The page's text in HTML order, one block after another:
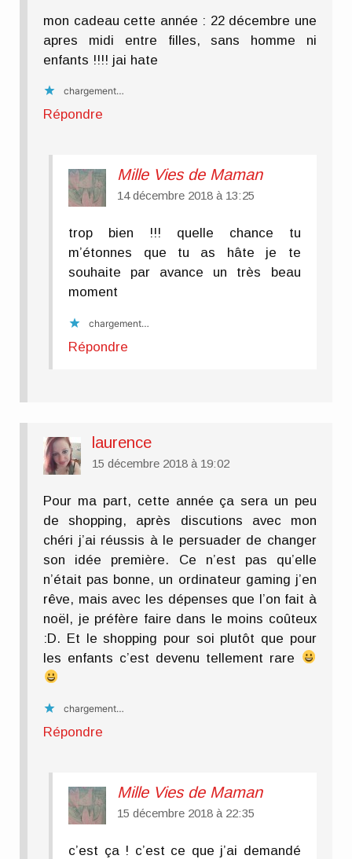
mon cadeau cette année : 22 décembre une
apres midi entre filles, sans homme ni
enfants !!!! jai hate
chargement…
Répondre
Mille Vies de Maman
14 décembre 2018 à 13:25
trop bien !!! quelle chance tu
m’étonnes que tu as hâte je te
souhaite par avance un très beau
moment
chargement…
Répondre
laurence
15 décembre 2018 à 19:02
Pour ma part, cette année ça sera un peu
de shopping, après discutions avec mon
chéri j’ai réussis à le persuader de changer
son idée première. Ce n’est pas qu’elle
n’était pas bonne, un ordinateur gaming j’en
rêve, mais avec les dépenses que l’on fait à
noël, je préfère faire dans le moins coûteux
:D. Et le shopping pour soi plutôt que pour
les enfants c’est devenu tellement rare
chargement…
Répondre
Mille Vies de Maman
15 décembre 2018 à 22:35
c’est ça ! c’est ce que j’ai demandé